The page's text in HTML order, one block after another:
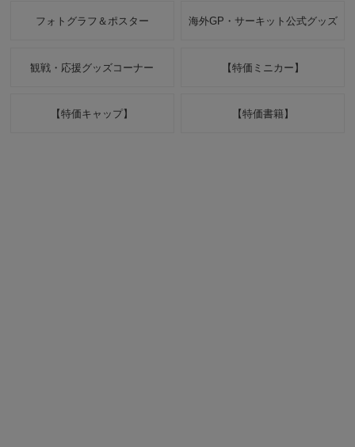
フォトグラフ＆ポスター 海外GP・サーキット公式グッズ
観戦・応援グッズコーナー 【特価ミニカー】
【特価キャップ】 【特価書籍】